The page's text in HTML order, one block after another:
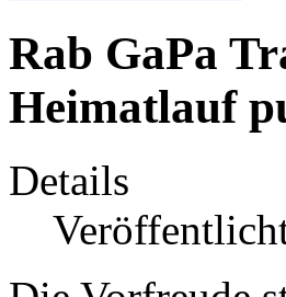
Rab GaPa
Heimatlauf
Details